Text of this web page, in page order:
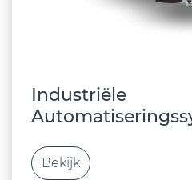
Industriële
Bekijk